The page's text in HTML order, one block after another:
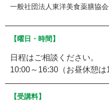
一般社団法人東洋美食薬膳協
【曜日・時間】
日程はご相談ください。
10:00～16:30（お昼休憩は
【受講料】